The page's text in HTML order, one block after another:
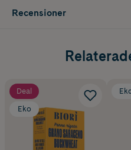
Recensioner
Deal
Eko